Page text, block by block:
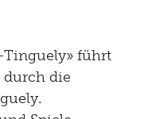
Tinguely» führt
durch die